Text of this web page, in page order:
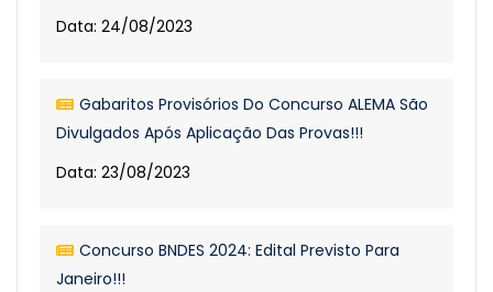
Data: 24/08/2023
Gabaritos Provisórios Do Concurso ALEMA São
Divulgados Após Aplicação Das Provas!!!
Data: 23/08/2023
Concurso BNDES 2024: Edital Previsto Para
Janeiro!!!